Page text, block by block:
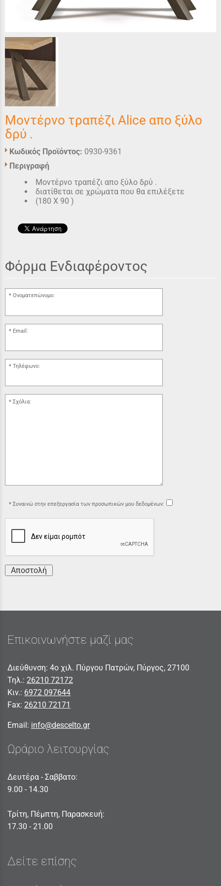
Μοντέρνο τραπέζι Alice απο ξύλο
δρύ .
Κωδικός Προϊόντος: 0930-9361
Περιγραφή
Μοντέρνο τραπέζι απο ξύλο δρύ .
διατίθεται σε χρώματα που θα επιλέξετε
(180 X 90 )
Φόρμα Ενδιαφέροντος
Ονοματεπώνυμο:
Email:
Τηλέφωνο:
Σχόλια:
Συναινώ στην επεξεργασία των προσωπικών μου δεδομένων:
Αποστολή
Επικοινωνήστε μαζί μας
Διεύθυνση: 4ο χιλ. Πύργου Πατρών, Πύργος, 27100
Τηλ.: 26210 72172
Κιν.: 6972 097644
Fax: 26210 72171
Email: info@descelto.gr
Ωράριο λειτουργίας
Δευτέρα - Σαββατο:
9.00 - 14.30
Τρίτη, Πέμπτη, Παρασκευή:
17.30 - 21.00
Δείτε επίσης